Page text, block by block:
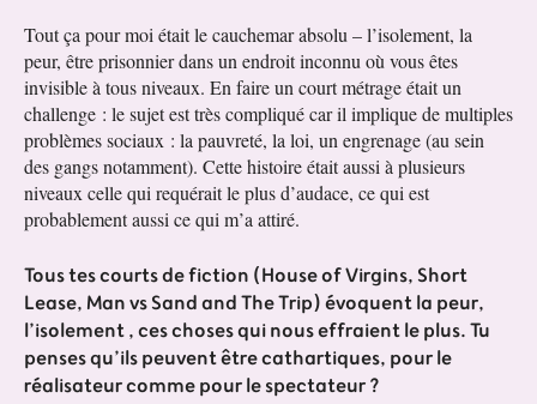
Tout ça pour moi était le cauchemar absolu – l’isolement, la
peur, être prisonnier dans un endroit inconnu où vous êtes
invisible à tous niveaux. En faire un court métrage était un
challenge : le sujet est très compliqué car il implique de multiples
problèmes sociaux : la pauvreté, la loi, un engrenage (au sein
des gangs notamment). Cette histoire était aussi à plusieurs
niveaux celle qui requérait le plus d’audace, ce qui est
probablement aussi ce qui m’a attiré.
Tous tes courts de fiction (House of Virgins, Short
Lease, Man vs Sand and The Trip) évoquent la peur,
l’isolement , ces choses qui nous effraient le plus. Tu
penses qu’ils peuvent être cathartiques, pour le
réalisateur comme pour le spectateur ?